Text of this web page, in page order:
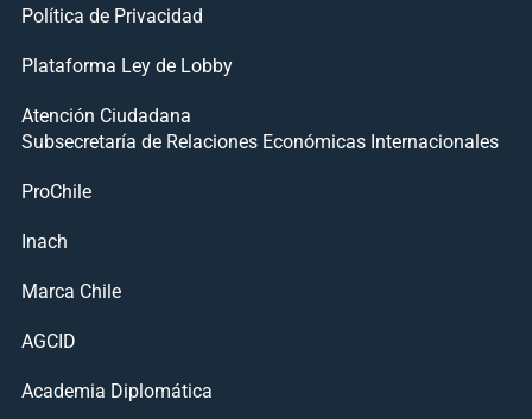
Política de Privacidad
Plataforma Ley de Lobby
Atención Ciudadana
Subsecretaría de Relaciones Económicas Internacionales
ProChile
Inach
Marca Chile
AGCID
Academia Diplomática